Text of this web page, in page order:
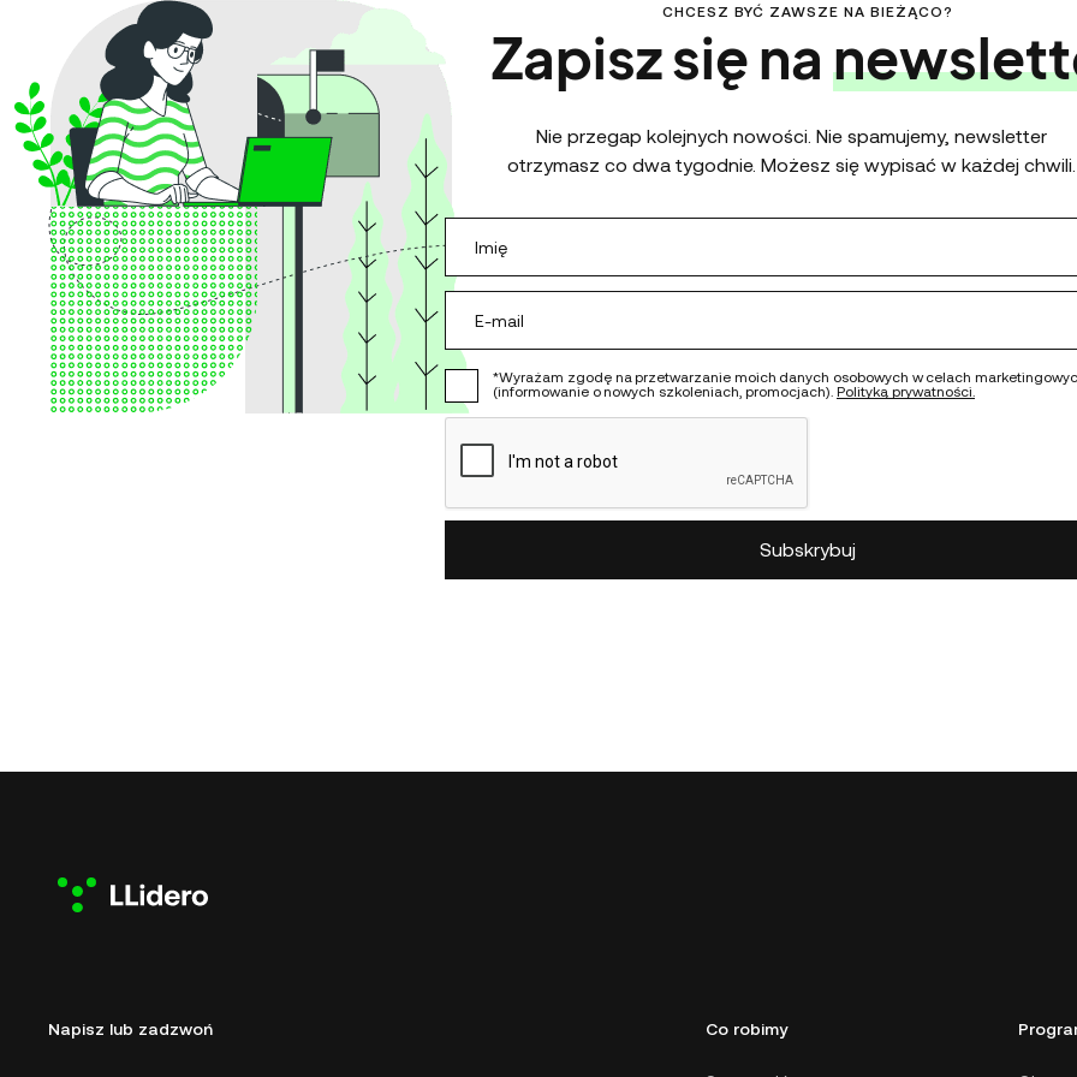
CHCESZ BYĆ ZAWSZE NA BIEŻĄCO?
Zapisz się na
Nie przegap kolejnych nowości. Nie spamujemy, newsletter
otrzymasz co dwa tygodnie. Możesz się wypisać w każdej chwili.
*Wyrażam zgodę na przetwarzanie moich danych osobowych w celach
(informowanie o nowych szkoleniach, promocjach). Polityką prywatności.
Napisz lub zadzwoń Co robimy